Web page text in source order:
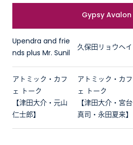
Gypsy Avalon
Upendra and frie
nds plus Mr. Sunil
久保田リョウヘイ
アトミック・カフ
ェ トーク
【津田大介・元山
仁士郎】
アトミック・カフ
ェ トーク
【津田大介・宮台
真司・永田夏来】